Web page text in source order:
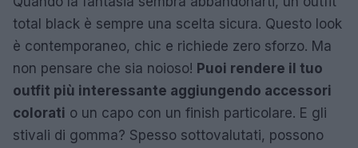
total black è sempre una scelta sicura. Questo look
è contemporaneo, chic e richiede zero sforzo. Ma
non pensare che sia noioso! Puoi rendere il tuo
outfit più interessante aggiungendo accessori
colorati o un capo con un finish particolare. E gli
stivali di gomma? Spesso sottovalutati, possono